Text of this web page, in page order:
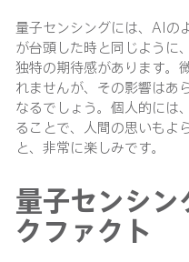
量子センシングには、AIの
が台頭した時と同じように、
独特の期待感があります。
れませんが、その影響はあ
なるでしょう。個人的には
ることで、人間の思いもよ
と、非常に楽しみです。
量子センシ
クファクト